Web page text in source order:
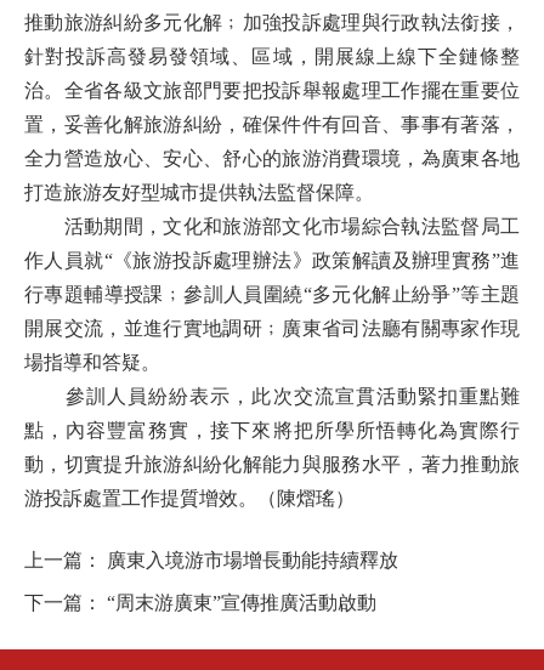
推動旅游糾紛多元化解﹔加強投訴處理與行政執法銜接，
針對投訴高發易發領域、區域，開展線上線下全鏈條整
治。全省各級文旅部門要把投訴舉報處理工作擺在重要位
置，妥善化解旅游糾紛，確保件件有回音、事事有著落，
全力營造放心、安心、舒心的旅游消費環境，為廣東各地
打造旅游友好型城市提供執法監督保障。
活動期間，文化和旅游部文化市場綜合執法監督局工
作人員就“《旅游投訴處理辦法》政策解讀及辦理實務”進
行專題輔導授課﹔參訓人員圍繞“多元化解止紛爭”等主題
開展交流，並進行實地調研﹔廣東省司法廳有關專家作現
場指導和答疑。
參訓人員紛紛表示，此次交流宣貫活動緊扣重點難
點，內容豐富務實，接下來將把所學所悟轉化為實際行
動，切實提升旅游糾紛化解能力與服務水平，著力推動旅
游投訴處置工作提質增效。
（陳熠瑤）
上一篇： 廣東入境游市場增長動能持續釋放
下一篇： “周末游廣東”宣傳推廣活動啟動